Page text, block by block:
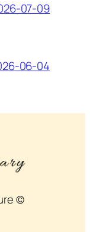
07-09
06-04
©